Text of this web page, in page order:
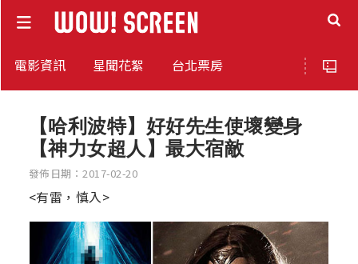
電影資訊 星聞花絮 台北票房
【哈利波特】好好先生使壞變身
【神力女超人】最大宿敵
發佈日期：2017-02-20
<有雷，慎入>